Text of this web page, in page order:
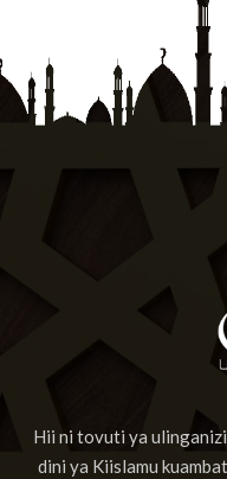
Hii ni tovuti ya
dini ya Kiislamu